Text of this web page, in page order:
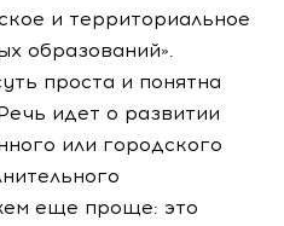
и территориальное
образований».
проста и понятна
идет о развитии
или городского
еще проще: это